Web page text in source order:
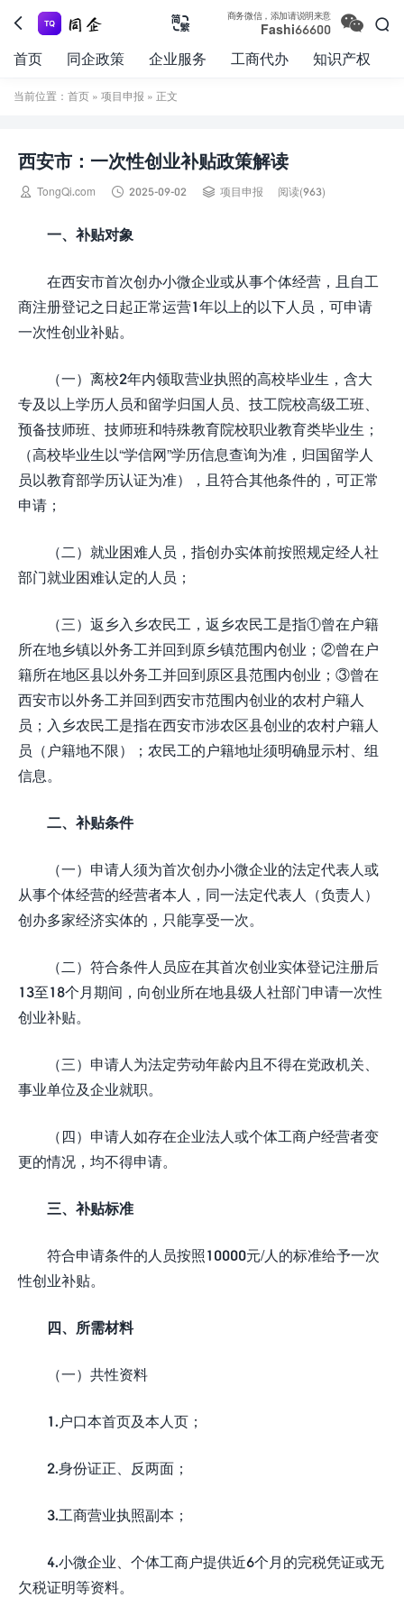
 
商务微信，添加请说明来意
Fashi66600 

首页 同企政策 企业服务 工商代办 知识产权
当前位置： 首页 » 项目申报 » 正文
西安市：一次性创业补贴政策解读
 TongQi.com  2025-09-02  项目申报 阅读(963)
一、补贴对象
在西安市首次创办小微企业或从事个体经营，且自工
商注册登记之日起正常运营1年以上的以下人员，可申请
一次性创业补贴。
（一）离校2年内领取营业执照的高校毕业生，含大
专及以上学历人员和留学归国人员、技工院校高级工班、
预备技师班、技师班和特殊教育院校职业教育类毕业生；
（高校毕业生以“学信网”学历信息查询为准，归国留学人
员以教育部学历认证为准），且符合其他条件的，可正常
申请；
（二）就业困难人员，指创办实体前按照规定经人社
部门就业困难认定的人员；
（三）返乡入乡农民工，返乡农民工是指①曾在户籍
所在地乡镇以外务工并回到原乡镇范围内创业；②曾在户
籍所在地区县以外务工并回到原区县范围内创业；③曾在
西安市以外务工并回到西安市范围内创业的农村户籍人
员；入乡农民工是指在西安市涉农区县创业的农村户籍人
员（户籍地不限）；农民工的户籍地址须明确显示村、组
信息。
二、补贴条件
（一）申请人须为首次创办小微企业的法定代表人或
从事个体经营的经营者本人，同一法定代表人（负责人）
创办多家经济实体的，只能享受一次。
（二）符合条件人员应在其首次创业实体登记注册后
13至18个月期间，向创业所在地县级人社部门申请一次性
创业补贴。
（三）申请人为法定劳动年龄内且不得在党政机关、
事业单位及企业就职。
（四）申请人如存在企业法人或个体工商户经营者变
更的情况，均不得申请。
三、补贴标准
符合申请条件的人员按照10000元/人的标准给予一次
性创业补贴。
四、所需材料
（一）共性资料
1.户口本首页及本人页；
2.身份证正、反两面；
3.工商营业执照副本；
4.小微企业、个体工商户提供近6个月的完税凭证或无
欠税证明等资料。